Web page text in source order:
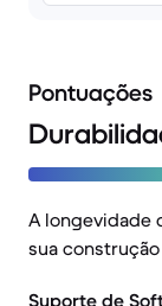
Pontuações
A longevidade
sua
Suporte de